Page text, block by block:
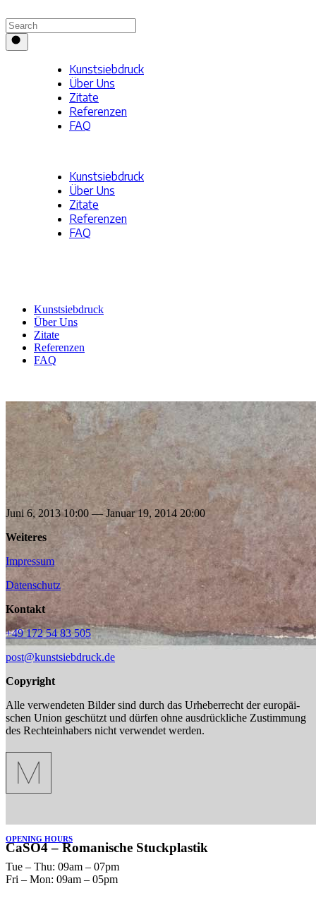
Kunst­sieb­druck
Über Uns
Zitate
Refe­ren­zen
FAQ
Kunst­sieb­druck
Über Uns
Zitate
Refe­ren­zen
FAQ
Kunst­sieb­druck
Über Uns
Zitate
Refe­ren­zen
FAQ
CaSO4 – Roma­ni­sche Stuck­plas­tik
Juni 6, 2013 10:00 — Januar 19, 2014 20:00
Wei­te­res
Impres­sum
Daten­schutz
Kontakt
+49 172 54 83 505
post@kunstsiebdruck.de
Copy­right
Alle ver­wen­de­ten Bilder sind durch das Urhe­ber­recht der euro­päi­
schen Union geschützt und dürfen ohne aus­drück­li­che Zustim­mung
des Rech­te­inha­bers nicht ver­wen­det werden.
OPENING HOURS
Tue ‒ Thu: 09am ‒ 07pm
Fri ‒ Mon: 09am ‒ 05pm